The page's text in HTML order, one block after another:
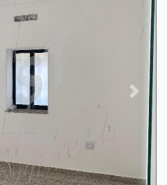
Next